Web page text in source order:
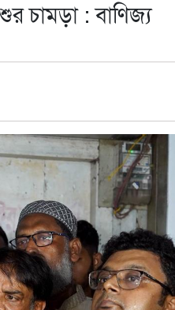
চামড়া : বাণিজ্য